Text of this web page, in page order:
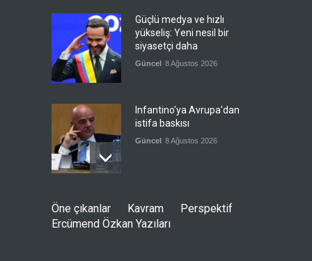
Güçlü medya ve hızlı
yükseliş: Yeni nesil bir
siyasetçi daha
Güncel 8 Ağustos 2026
Infantino'ya Avrupa'dan
istifa baskısı
Güncel 8 Ağustos 2026
Kolombiya, solcu Petro'nun
yerine aşırı sağcı Espriella'yı
getirdi
Öne çıkanlar Kavram
Perspektif
Ercümend Özkan Yazıları